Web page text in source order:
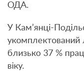
ОДА.
У Кам’янці-
укомплектований
близько 37 %
віку.